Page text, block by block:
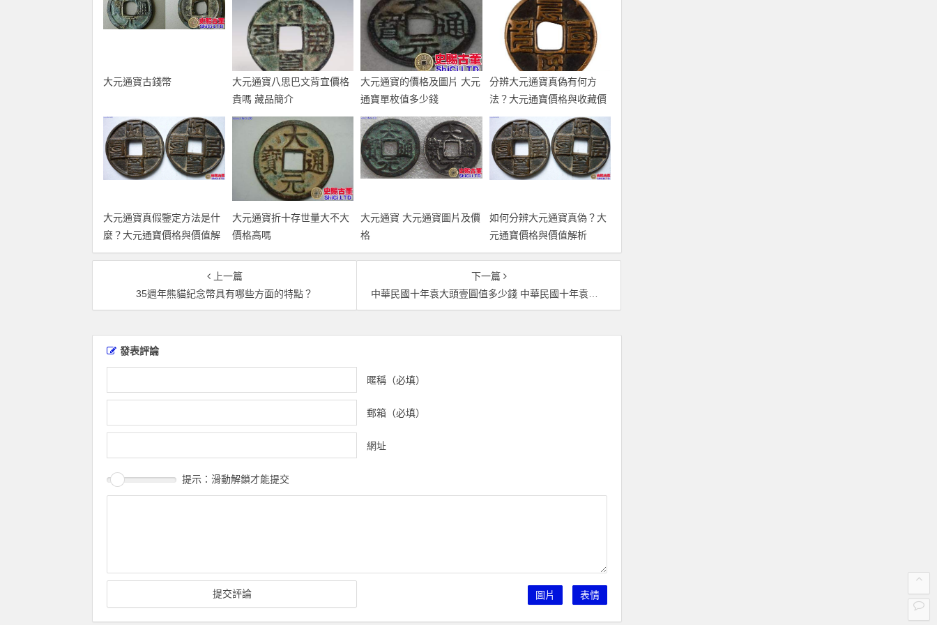
大元通寶古錢幣
大元通寶八思巴文背宜價格
貴嗎 藏品簡介
大元通寶的價格及圖片 大元
通寶單枚值多少錢
分辨大元通寶真偽有何方
法？大元通寶價格與收藏價
值分析
大元通寶真假鑒定方法是什
麼？大元通寶價格與價值解
析
大元通寶折十存世量大不大
價格高嗎
大元通寶 大元通寶圖片及價
格
如何分辨大元通寶真偽？大
元通寶價格與價值解析
上一篇
35週年熊貓紀念幣具有哪些方面的特點？
下一篇
中華民國十年袁大頭壹圓值多少錢 中華民國十年袁大頭銀圓
發表評論
暱稱（必填）
郵箱（必填）
網址
提示：滑動解鎖才能提交
圖片 表情